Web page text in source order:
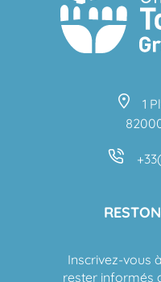
1
Inscrivez-vous
rester informés